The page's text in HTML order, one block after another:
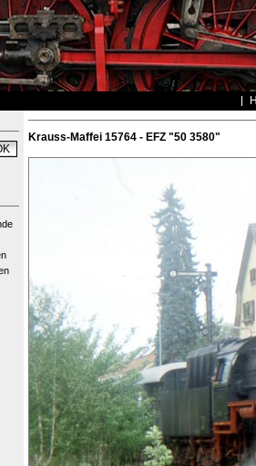
Krauss-Maffei 15764 - EFZ "50 3580"